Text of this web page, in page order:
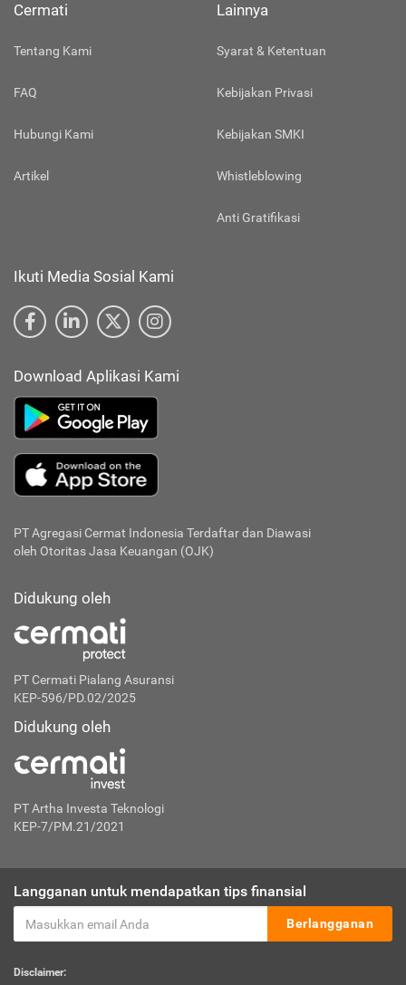
Cermati
Tentang Kami
FAQ
Hubungi Kami
Artikel
Lainnya
Syarat & Ketentuan
Kebijakan Privasi
Kebijakan SMKI
Whistleblowing
Anti Gratifikasi
Ikuti Media Sosial Kami
Download Aplikasi Kami
PT Agregasi Cermat Indonesia Terdaftar dan Diawasi
oleh Otoritas Jasa Keuangan (OJK)
Didukung oleh
PT Cermati Pialang Asuransi
KEP-596/PD.02/2025
Didukung oleh
PT Artha Investa Teknologi
KEP-7/PM.21/2021
Langganan untuk mendapatkan tips finansial
Berlangganan
Disclaimer: